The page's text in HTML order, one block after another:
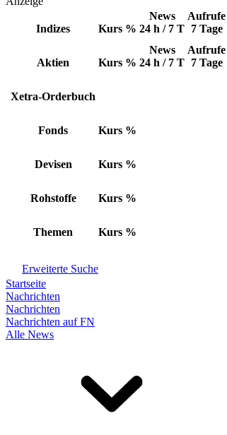
Indizes Kurs %
News
24 h / 7 T
Aufrufe
7 Tage
Aktien Kurs %
News
24 h / 7 T
Aufrufe
7 Tage
Xetra-Orderbuch
Fonds Kurs %
Devisen Kurs %
Rohstoffe Kurs %
Themen Kurs %
Erweiterte Suche
Startseite
Nachrichten
Nachrichten
Nachrichten auf FN
Alle News